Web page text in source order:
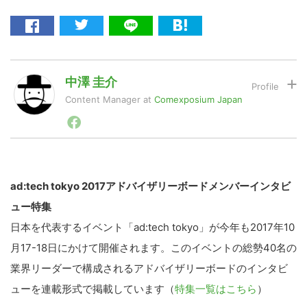
中澤 圭介
Content Manager at Comexposium Japan
1998年西南学院大学卒業後、広告界の専門誌を発行す
る出版社に入社。セールスプロモーションの専門誌の編
発信。2016年１月 コムエクスポジアム・ジャパン株式
会社入社し、現在に至る。
ad:tech tokyo 2017アドバイザリーボードメンバーインタビ
ュー特集
日本を代表するイベント「ad:tech tokyo」が今年も2017年10
月17-18日にかけて開催されます。このイベントの総勢40名の
業界リーダーで構成されるアドバイザリーボードのインタビ
ューを連載形式で掲載しています（特集一覧はこちら ）
AI
暗号資産
[YouTube]
LINE
投資家登録
Block Data Bank